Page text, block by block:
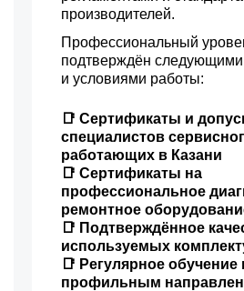
700 р
Ремонт цепи питания
1800 р
DVI, Дисплей порта)
производителей.
Профессиональный
подтверждён
и условиями работы:
📑 Сертификаты и
специалистов
работающих в Казани
📑 Сертификаты на
профессиональное
ремонтное
📑 Подтверждённое
используемых
📑 Регулярное
профильным